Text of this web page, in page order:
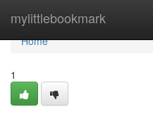
mylittlebookmark
Home
Home
1